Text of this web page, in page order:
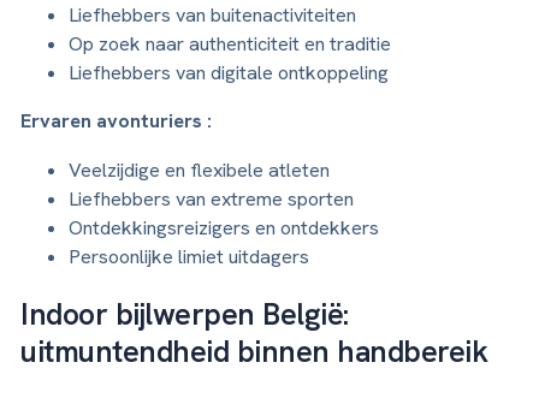
Liefhebbers van buitenactiviteiten
Op zoek naar authenticiteit en traditie
Liefhebbers van digitale ontkoppeling
Ervaren avonturiers :
Veelzijdige en flexibele atleten
Liefhebbers van extreme sporten
Ontdekkingsreizigers en ontdekkers
Persoonlijke limiet uitdagers
Indoor bijlwerpen België:
uitmuntendheid binnen handbereik